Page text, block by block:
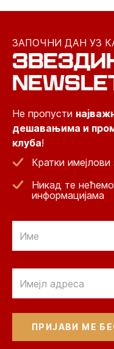
ЗАПОЧНИ ДАН УЗ
Не пропусти
дешавањима и
клуба!
Кратки
Никад те
информацијама